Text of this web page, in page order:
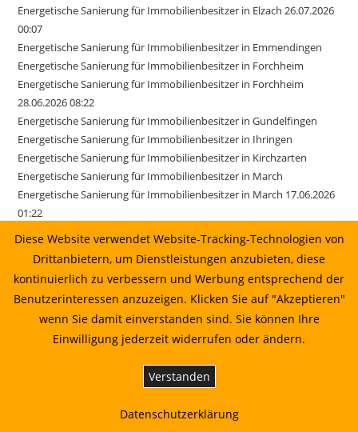
Energetische Sanierung für Immobilienbesitzer in Elzach 26.07.2026
00:07
Energetische Sanierung für Immobilienbesitzer in Emmendingen
Energetische Sanierung für Immobilienbesitzer in Forchheim
Energetische Sanierung für Immobilienbesitzer in Forchheim
28.06.2026 08:22
Energetische Sanierung für Immobilienbesitzer in Gundelfingen
Energetische Sanierung für Immobilienbesitzer in Ihringen
Energetische Sanierung für Immobilienbesitzer in Kirchzarten
Energetische Sanierung für Immobilienbesitzer in March
Energetische Sanierung für Immobilienbesitzer in March 17.06.2026
01:22
Energetische Sanierung für Immobilienbesitzer in Merzhausen
Energetische Sanierung für Immobilienbesitzer in Reute
Energetische Sanierung für Immobilienbesitzer in Sexau
Energetische Sanierung für Immobilienbesitzer in Sölden
Energetische Sanierung für Immobilienbesitzer in Stegen
Energetische Sanierung für Immobilienbesitzer in Weisweil
Energetische Sanierung in Au vom Sonnenkaufhaus prüfen lassen
Wirtschaftlichkeit und Umsetzung
Diese Website verwendet Website-Tracking-Technologien von
Drittanbietern, um Dienstleistungen anzubieten, diese
kontinuierlich zu verbessern und Werbung entsprechend der
Benutzerinteressen anzuzeigen. Klicken Sie auf "Akzeptieren"
wenn Sie damit einverstanden sind. Sie können Ihre
Einwilligung jederzeit widerrufen oder ändern.
Verstanden
Datenschutzerklärung